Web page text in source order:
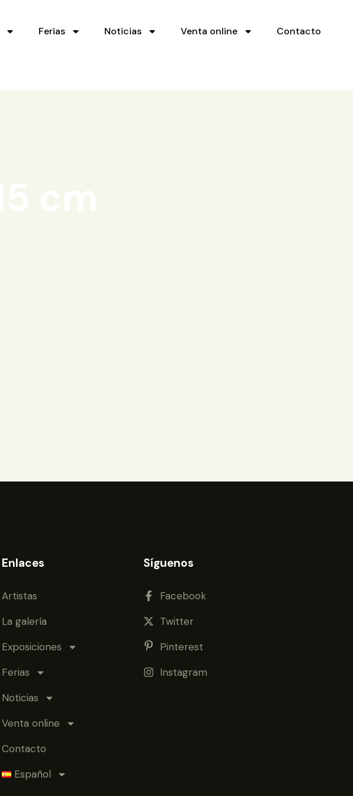
Ferias Noticias Venta online Contacto
Enlaces
Artistas
La galería
Exposiciones
Ferias
Noticias
Venta online
Contacto
Español
Síguenos
Facebook
Twitter
Pinterest
Instagram